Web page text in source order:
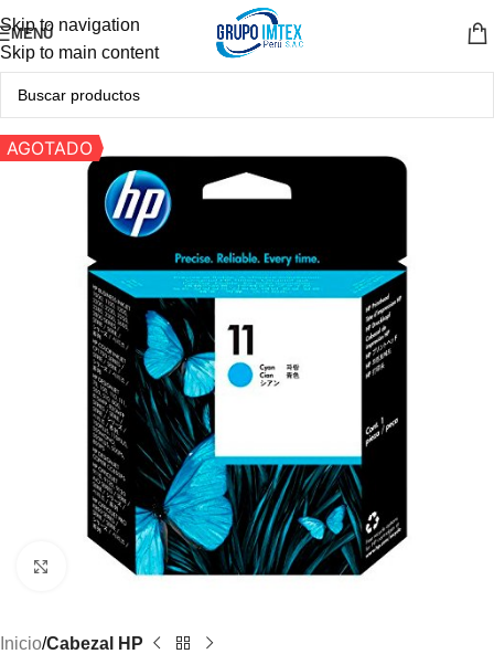
Skip to navigation
Skip to main content
MENÚ
AGOTADO
Clic para ampliar
Inicio Cabezal HP